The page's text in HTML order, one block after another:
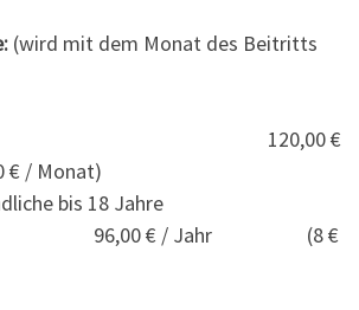
(wird mit dem Monat des Beitritts
€
Monat)
bis 18 Jahre
€ / Jahr (8 €